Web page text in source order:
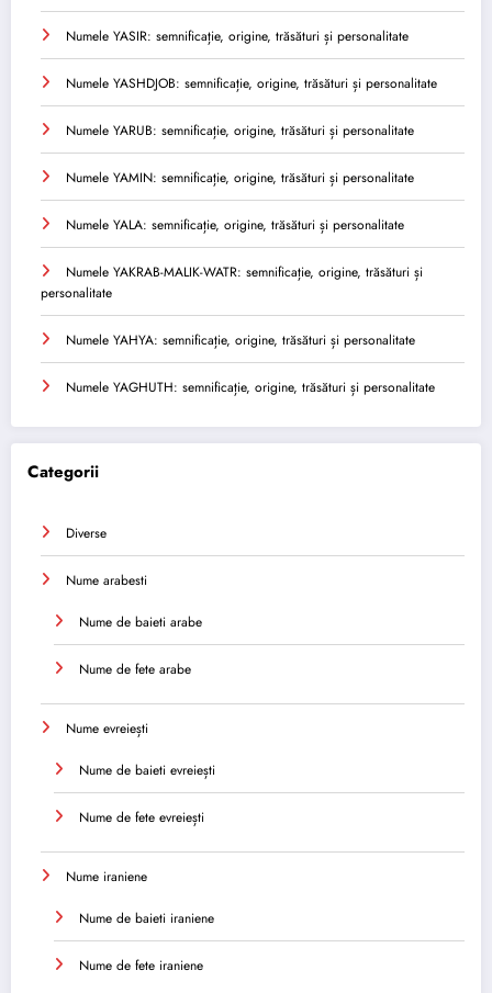
Numele YASIR: semnificație, origine, trăsături și personalitate
Numele YASHDJOB: semnificație, origine, trăsături și personalitate
Numele YARUB: semnificație, origine, trăsături și personalitate
Numele YAMIN: semnificație, origine, trăsături și personalitate
Numele YALA: semnificație, origine, trăsături și personalitate
Numele YAKRAB-MALIK-WATR: semnificație, origine, trăsături și
personalitate
Numele YAHYA: semnificație, origine, trăsături și personalitate
Numele YAGHUTH: semnificație, origine, trăsături și personalitate
Categorii
Diverse
Nume arabesti
Nume de baieti arabe
Nume de fete arabe
Nume evreiești
Nume de baieti evreiești
Nume de fete evreiești
Nume iraniene
Nume de baieti iraniene
Nume de fete iraniene